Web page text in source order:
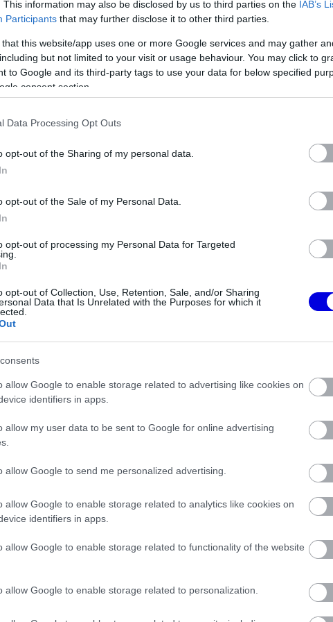
This information may also be disclosed by us to third parties on the IAB’s
Participants that may further disclose it to other third parties.
that this website/app uses one or more Google services and may gather
but not limited to your visit or usage behaviour. You may click to
to Google and its third-party tags to use your data for below specified
consent section.
Data Processing Opt Outs
opt-out of the Sharing of my personal data.
opt-out of the Sale of my Personal Data.
opt-out of processing my Personal Data for Targeted
opt-out of Collection, Use, Retention, Sale, and/or Sharing
Data that Is Unrelated with the Purposes for which it
allow Google to enable storage related to advertising like cookies on
identifiers in apps.
allow my user data to be sent to Google for online advertising
allow Google to send me personalized advertising.
allow Google to enable storage related to analytics like cookies on
identifiers in apps.
allow Google to enable storage related to functionality of the website
allow Google to enable storage related to personalization.
is
the server or network failed or because the
ig lesz érvényben, de az utóbbi
már néhány év múlva visszahozná a
egyszerűbbek, költséghatékonyabbak és
hibrid erőforrások.
nem
Lawson a Red Bulltól